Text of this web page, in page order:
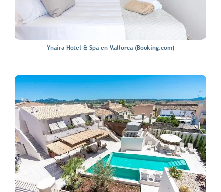
Ynaira Hotel & Spa en Mallorca (Booking.com)